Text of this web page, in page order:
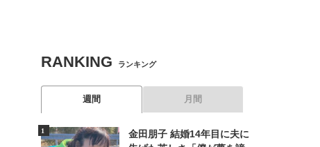
RANKING ランキング
週間 月間
金田朋子 結婚14年目に夫に